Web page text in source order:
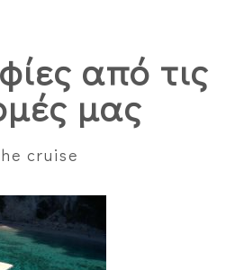
από τις
μας
cruise